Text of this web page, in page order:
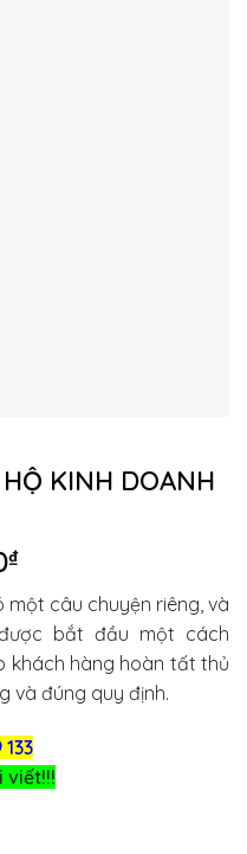
KINH DOANH
₫Giá
hiện
tại
là:
1.500.000₫.
một câu chuyện riêng, và
bắt đầu một cách
khách hàng hoàn tất thủ
và đúng quy định.
viết!!!
Ở CAO BẰNG số lượng